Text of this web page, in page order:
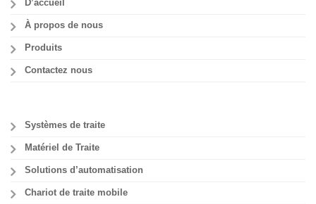
D’accueil
À propos de nous
Produits
Contactez nous
Systèmes de traite
Matériel de Traite
Solutions d’automatisation
Chariot de traite mobile